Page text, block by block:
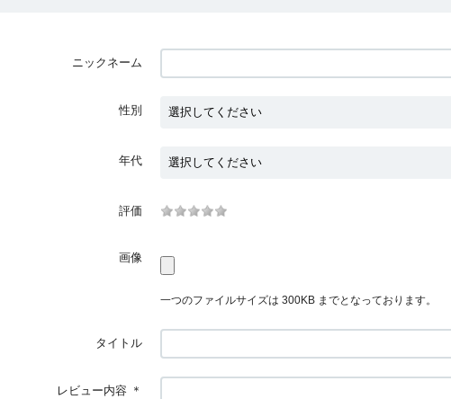
ニックネーム
性別
年代
評価
画像
一つのファイルサイズは 300KB までとなっております。
タイトル
レビュー内容 ＊